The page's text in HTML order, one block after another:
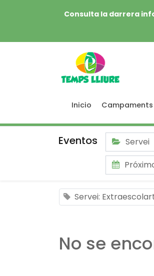
Consulta la darrera
Inicio Campaments
Eventos Servei
Servei:
No se